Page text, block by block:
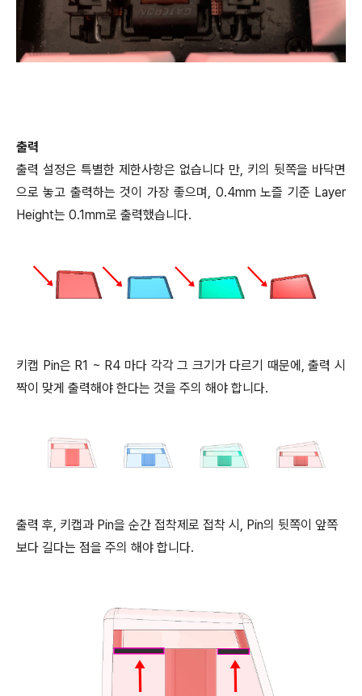
출력
출력 설정은 특별한 제한사항은 없습니다 만, 키의 뒷쪽을 바닥면
으로 놓고 출력하는 것이 가장 좋으며, 0.4mm 노즐 기준 Layer
Height는 0.1mm로 출력했습니다.
키캡 Pin은 R1 ~ R4 마다 각각 그 크기가 다르기 때문에, 출력 시
짝이 맞게 출력해야 한다는 것을 주의 해야 합니다.
출력 후, 키캡과 Pin을 순간 접착제로 접착 시, Pin의 뒷쪽이 앞쪽
보다 길다는 점을 주의 해야 합니다.